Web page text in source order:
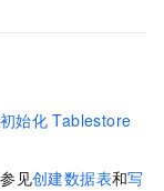
初始化 Tablestore
见创建数据表和写